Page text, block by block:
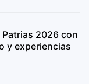
2026 con
y experiencias